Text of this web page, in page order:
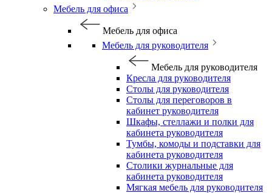
Мебель для офиса
Мебель для офиса
Мебель для руководителя
Мебель для руководителя
Кресла для руководителя
Столы для руководителя
Столы для переговоров в
кабинет руководителя
Шкафы, стеллажи и полки для
кабинета руководителя
Тумбы, комоды и подставки для
кабинета руководителя
Столики журнальные для
кабинета руководителя
Мягкая мебель для руководителя